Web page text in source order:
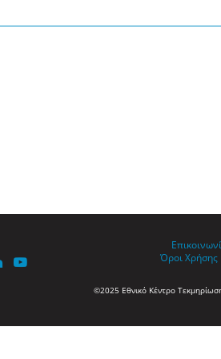
Όροι Χρήσης
©2025 Εθνικό Κέντρο